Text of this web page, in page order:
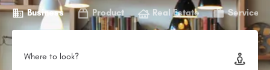
Business Product Real Estate Service
Where to look?